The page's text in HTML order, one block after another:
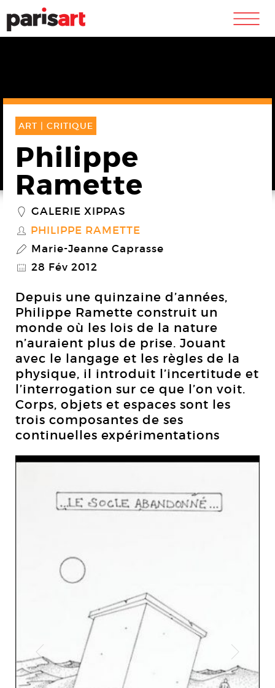
m
ART | CRITIQUE
Philippe
Ramette
_ GALERIE XIPPAS
S PHILIPPE RAMETTE
P Marie-Jeanne Caprasse
@ 28 Fév 2012
Depuis une quinzaine d’années,
Philippe Ramette construit un
monde où les lois de la nature
n’auraient plus de prise. Jouant
avec le langage et les règles de la
physique, il introduit l’incertitude et
l’interrogation sur ce que l’on voit.
Corps, objets et espaces sont les
trois composantes de ses
continuelles expérimentations